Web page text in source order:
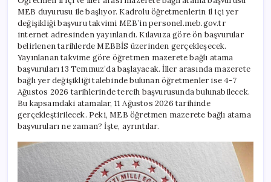
başvurusu
ne
zaman
yapılacak,
başladı
mı?
İşte
Yaz
tatili
öğretmen
tayin
kılavuzu!
MEB duyurusu ile başlıyor. Kadrolu öğretmenlerin il içi yer
değişikliği başvuru takvimi MEB’in personel.meb.gov.tr
internet adresinden yayınlandı. Kılavuza göre ön başvurular
belirlenen tarihlerde MEBBİS üzerinden gerçekleşecek.
Yayınlanan takvime göre öğretmen mazerete bağlı atama
başvuruları 13 Temmuz’da başlayacak. İller arasında mazerete
bağlı yer değişikliği talebinde bulunan öğretmenler ise 4-7
Ağustos 2026 tarihlerinde tercih başvurusunda bulunabilecek.
Bu kapsamdaki atamalar, 11 Ağustos 2026 tarihinde
gerçekleştirilecek. Peki, MEB öğretmen mazerete bağlı atama
başvuruları ne zaman? İşte, ayrıntılar.